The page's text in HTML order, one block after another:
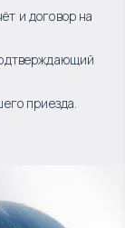
и договор на
приезда.